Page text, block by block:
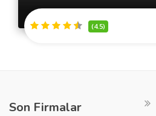
(4.5)
Son Firmalar